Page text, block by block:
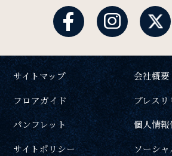
サイトマップ
会社概要
フロアガイド
プレスリ
パンフレット
個人情
サイトポリシー
ソーシ